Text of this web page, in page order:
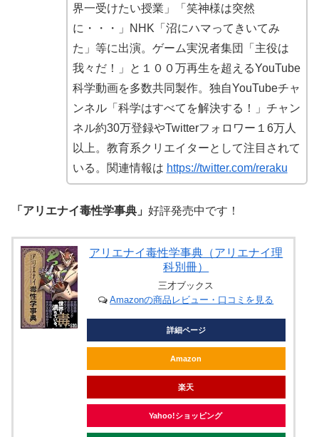
界一受けたい授業」「笑神様は突然
に・・・」NHK「沼にハマってきいてみ
た」等に出演。ゲーム実況者集団「主役は
我々だ！」と１００万再生を超えるYouTube
科学動画を多数共同製作。独自YouTubeチャ
ンネル「科学はすべてを解決する！」チャン
ネル約30万登録やTwitterフォロワー１6万人
以上。教育系クリエイターとして注目されて
いる。関連情報は https://twitter.com/reraku
「アリエナイ毒性学事典」 好評発売中です！
アリエナイ毒性学事典（アリエナイ理
科別冊）
三才ブックス
Amazonの商品レビュー・口コミを見る
詳細ページ
Amazon
楽天
Yahoo!ショッピング